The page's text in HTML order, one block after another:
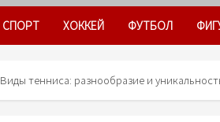
СПОРТ ХОККЕЙ ФУТБОЛ
Виды тенниса: разнообразие и